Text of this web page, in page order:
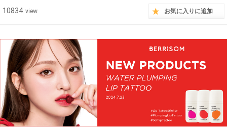
10834 view お気に入りに追加